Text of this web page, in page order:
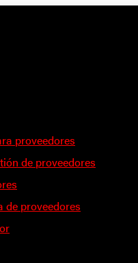
proveedores
de proveedores
de proveedores